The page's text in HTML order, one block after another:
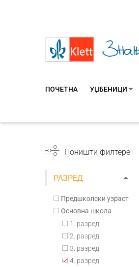
ПОЧЕТНА УЏБЕНИЦИ
Поништи филтере
РАЗРЕД
Предшколски узраст
Основна школа
1. разред
2. разред
3. разред
4. разред